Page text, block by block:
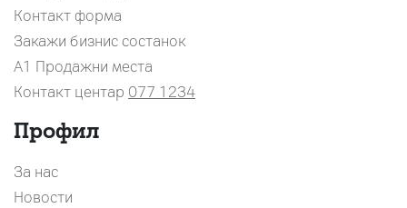
Контакт форма
Закажи бизнис состанок
A1 Продажни места
Контакт центар 077 1234
Профил
За нас
Новости